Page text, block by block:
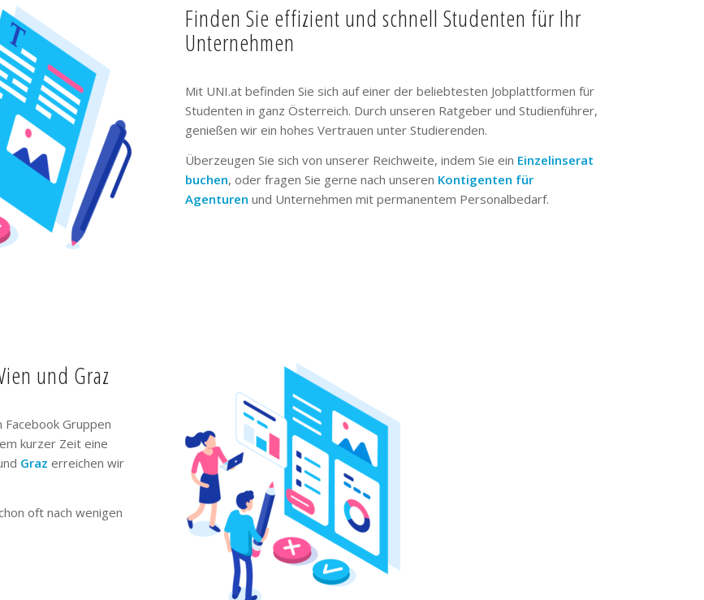
Finden Sie effizient und schnell Studenten für Ihr
Unternehmen
Mit UNI.at befinden Sie sich auf einer der beliebtesten Jobplattformen für
Studenten in ganz Österreich. Durch unseren Ratgeber und Studienführer,
genießen wir ein hohes Vertrauen unter Studierenden.
Überzeugen Sie sich von unserer Reichweite, indem Sie ein Einzelinserat
buchen, oder fragen Sie gerne nach unseren Kontigenten für
Agenturen und Unternehmen mit permanentem Personalbedarf.
und Graz
Gruppen
kurzer Zeit eine
Graz erreichen wir
oft nach wenigen